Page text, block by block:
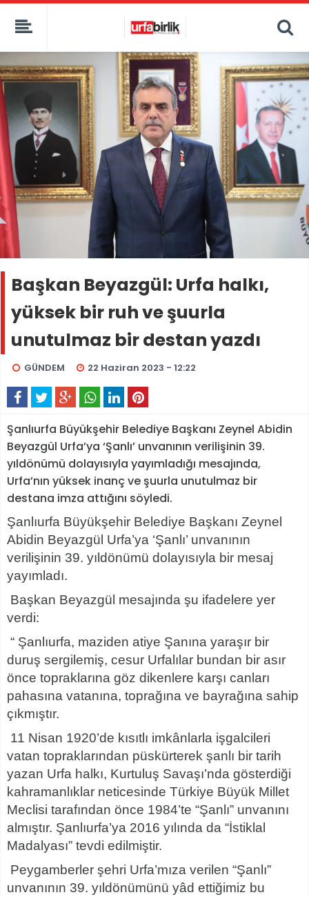
Başkan Beyazgül: Urfa halkı,
yüksek bir ruh ve şuurla
unutulmaz bir destan yazdı
GÜNDEM 22 Haziran 2023 - 12:22
Şanlıurfa Büyükşehir Belediye Başkanı Zeynel Abidin
Beyazgül Urfa’ya ‘Şanlı’ unvanının verilişinin 39.
yıldönümü dolayısıyla yayımladığı mesajında,
Urfa’nın yüksek inanç ve şuurla unutulmaz bir
destana imza attığını söyledi.
Şanlıurfa Büyükşehir Belediye Başkanı Zeynel
Abidin Beyazgül Urfa’ya ‘Şanlı’ unvanının
verilişinin 39. yıldönümü dolayısıyla bir mesaj
yayımladı.
Başkan Beyazgül mesajında şu ifadelere yer
verdi:
“ Şanlıurfa, maziden atiye Şanına yaraşır bir
duruş sergilemiş, cesur Urfalılar bundan bir asır
önce topraklarına göz dikenlere karşı canları
pahasına vatanına, toprağına ve bayrağına sahip
çıkmıştır.
11 Nisan 1920’de kısıtlı imkânlarla işgalcileri
vatan topraklarından püskürterek şanlı bir tarih
yazan Urfa halkı, Kurtuluş Savaşı’nda gösterdiği
kahramanlıklar neticesinde Türkiye Büyük Millet
Meclisi tarafından önce 1984’te “Şanlı” unvanını
almıştır. Şanlıurfa’ya 2016 yılında da “İstiklal
Madalyası” tevdi edilmiştir.
Peygamberler şehri Urfa’mıza verilen “Şanlı”
unvanının 39. yıldönümünü yâd ettiğimiz bu